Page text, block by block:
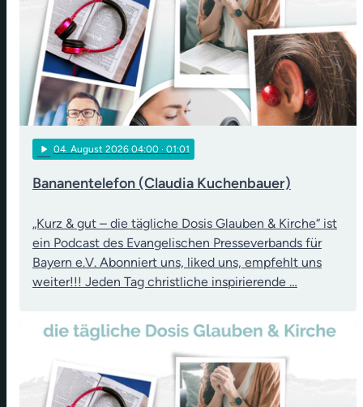
play_arrow 04. August 2026 04:00 · 01:01
Bananentelefon (Claudia Kuchenbauer)
„Kurz & gut – die tägliche Dosis Glauben & Kirche“ ist
ein Podcast des Evangelischen Presseverbands für
Bayern e.V. Abonniert uns, liked uns, empfehlt uns
weiter!!! Jeden Tag christliche inspirierende …